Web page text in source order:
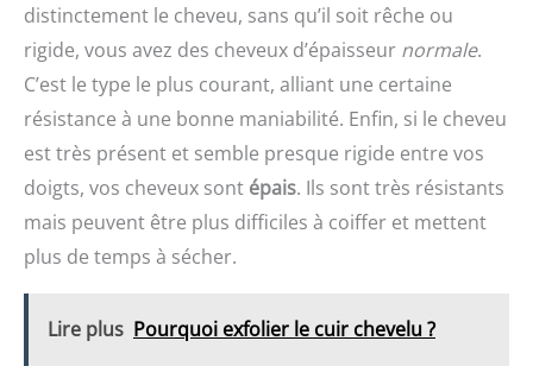
distinctement le cheveu, sans qu’il soit rêche ou
rigide, vous avez des cheveux d’épaisseur normale.
C’est le type le plus courant, alliant une certaine
résistance à une bonne maniabilité. Enfin, si le cheveu
est très présent et semble presque rigide entre vos
doigts, vos cheveux sont épais. Ils sont très résistants
mais peuvent être plus difficiles à coiffer et mettent
plus de temps à sécher.
Lire plus Pourquoi exfolier le cuir chevelu ?